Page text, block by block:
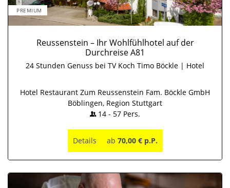
PREMIUM
Reussenstein – Ihr Wohlfühlhotel auf der
Durchreise A81
24 Stunden Genuss bei TV Koch Timo Böckle | Hotel
Hotel Restaurant Zum Reussenstein Fam. Böckle GmbH
Böblingen, Region Stuttgart
14 - 57 Pers.
Details ab 70,00 € p.P.